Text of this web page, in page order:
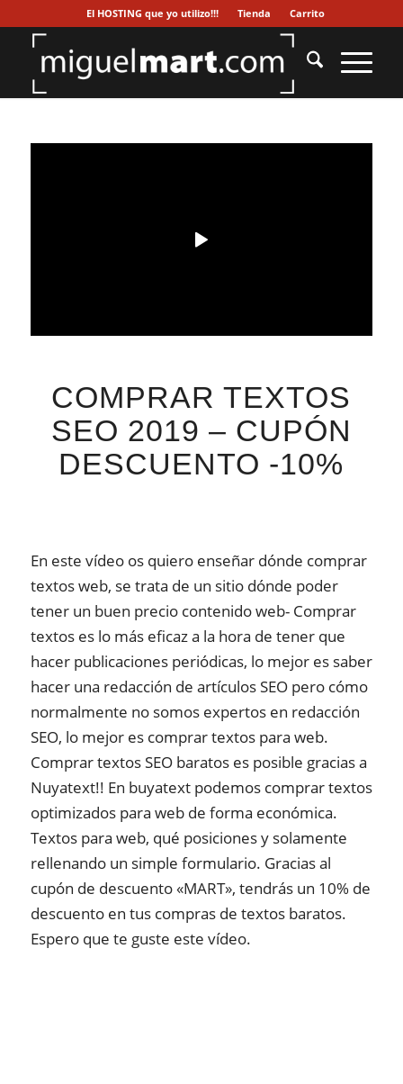
El HOSTING que yo utilizo!!! Tienda Carrito
COMPRAR TEXTOS
SEO 2019 – CUPÓN
DESCUENTO -10%
En este vídeo os quiero enseñar dónde comprar
textos web, se trata de un sitio dónde poder
tener un buen precio contenido web- Comprar
textos es lo más eficaz a la hora de tener que
hacer publicaciones periódicas, lo mejor es saber
hacer una redacción de artículos SEO pero cómo
normalmente no somos expertos en redacción
SEO, lo mejor es comprar textos para web.
Comprar textos SEO baratos es posible gracias a
Nuyatext!! En buyatext podemos comprar textos
optimizados para web de forma económica.
Textos para web, qué posiciones y solamente
rellenando un simple formulario. Gracias al
cupón de descuento «MART», tendrás un 10% de
descuento en tus compras de textos baratos.
Espero que te guste este vídeo.